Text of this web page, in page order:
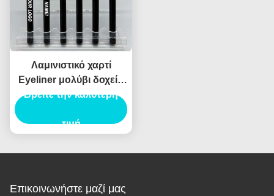
Λαμινιστικό χαρτί
Eyeliner μολύβι δοχείο
συσκευασίας σωλήνα
ενέσεις φούσκωμα
Βρείτε την καλύτερη
τιμή
Επικοινωνήστε μαζί μας